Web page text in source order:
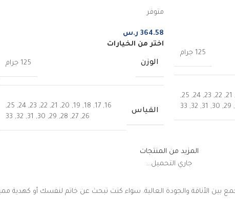
125 جرام
,
21
,
22
,
23
,
24
,
25
,
,
29
,
30
,
31
,
32
,
33
متوفر
364.58 ر.س
اختر من الخيارات
الوزن 125 جرام
القياس
16
,
17
,
18
,
19
,
20
,
21
,
22
,
23
,
24
,
25
,
26
,
27
,
28
,
29
,
30
,
31
,
32
,
33
المزيد من المنتجات
جاري التحميل...
بين الأناقة والجودة العالية. سواء كنت تبحث عن خاتم لنفسك أو كهدية